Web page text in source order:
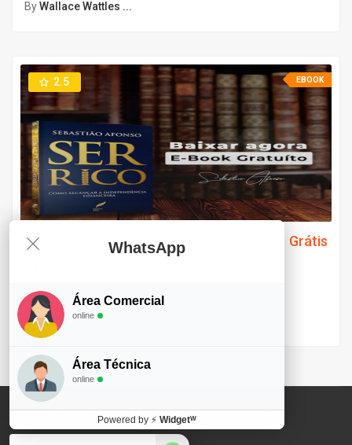
ByWallace Wattles ...
EBOOK
2.5
Preço Grátis
Finanças
BySebastiao Afonso...
© 2024DUDE-3.0. Todos Direitos Reservado.
WhatsApp
Área Comercial
online
Área Técnica
online
Powered by ⚡ Widgetᵂ